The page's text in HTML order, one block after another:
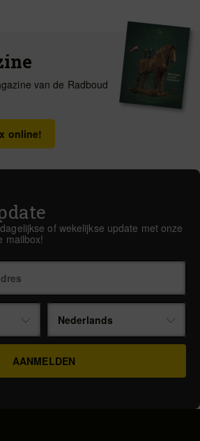
van de Radboud
online!
of wekelijkse update met onze
mailbox!
Nederlands